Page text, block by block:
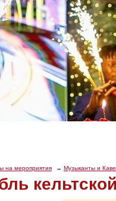
на мероприятия Музыканты и